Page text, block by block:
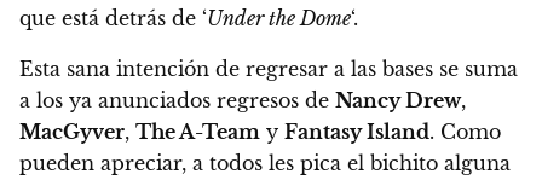
que está detrás de ‘Under the Dome‘.
Esta sana intención de regresar a las bases se suma
a los ya anunciados regresos de Nancy Drew,
MacGyver, The A-Team y Fantasy Island. Como
pueden apreciar, a todos les pica el bichito alguna